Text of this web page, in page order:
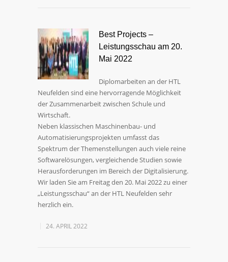
Best Projects –
Leistungsschau am 20.
Mai 2022
Diplomarbeiten an der HTL
Neufelden sind eine hervorragende Möglichkeit
der Zusammenarbeit zwischen Schule und
Wirtschaft.
Neben klassischen Maschinenbau- und
Automatisierungsprojekten umfasst das
Spektrum der Themenstellungen auch viele reine
Softwarelösungen, vergleichende Studien sowie
Herausforderungen im Bereich der Digitalisierung.
Wir laden Sie am Freitag den 20. Mai 2022 zu einer
„Leistungsschau“ an der HTL Neufelden sehr
herzlich ein.
24. APRIL 2022